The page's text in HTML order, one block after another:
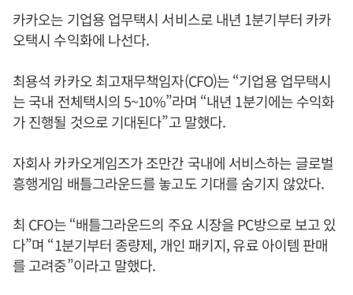
카카오는 기업용 업무택시 서비스로 내년 1분기부터 카카
오택시 수익화에 나선다.
최용석 카카오 최고재무책임자(CFO)는 “기업용 업무택시
는 국내 전체택시의 5~10%”라며 “내년 1분기에는 수익화
가 진행될 것으로 기대된다”고 말했다.
자회사 카카오게임즈가 조만간 국내에 서비스하는 글로벌
흥행게임 배틀그라운드를 놓고도 기대를 숨기지 않았다.
최 CFO는 “배틀그라운드의 주요 시장을 PC방으로 보고 있
다”며 “1분기부터 종량제, 개인 패키지, 유료 아이템 판매
를 고려중”이라고 말했다.